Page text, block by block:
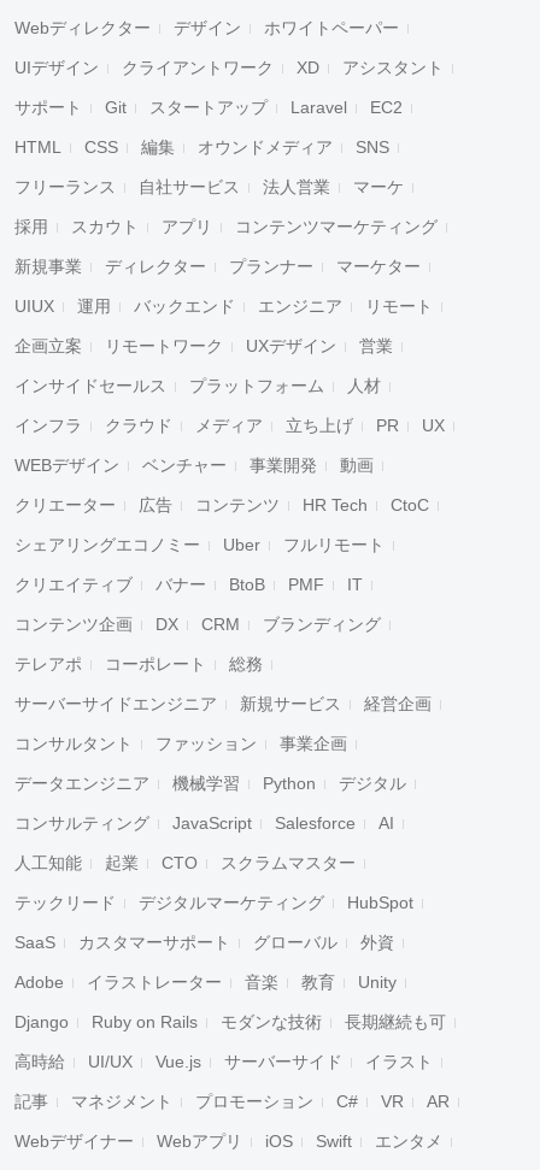
Webディレクター デザイン ホワイトペーパー
UIデザイン クライアントワーク XD アシスタント
サポート Git スタートアップ Laravel EC2
HTML CSS 編集 オウンドメディア SNS
フリーランス 自社サービス 法人営業 マーケ
採用 スカウト アプリ コンテンツマーケティング
新規事業 ディレクター プランナー マーケター
UIUX 運用 バックエンド エンジニア リモート
企画立案 リモートワーク UXデザイン 営業
インサイドセールス プラットフォーム 人材
インフラ クラウド メディア 立ち上げ PR UX
WEBデザイン ベンチャー 事業開発 動画
クリエーター 広告 コンテンツ HR Tech CtoC
シェアリングエコノミー Uber フルリモート
クリエイティブ バナー BtoB PMF IT
コンテンツ企画 DX CRM ブランディング
テレアポ コーポレート 総務
サーバーサイドエンジニア 新規サービス 経営企画
コンサルタント ファッション 事業企画
データエンジニア 機械学習 Python デジタル
コンサルティング JavaScript Salesforce AI
人工知能 起業 CTO スクラムマスター
テックリード デジタルマーケティング HubSpot
SaaS カスタマーサポート グローバル 外資
Adobe イラストレーター 音楽 教育 Unity
Django Ruby on Rails モダンな技術 長期継続も可
高時給 UI/UX Vue.js サーバーサイド イラスト
記事 マネジメント プロモーション C# VR AR
Webデザイナー Webアプリ iOS Swift エンタメ